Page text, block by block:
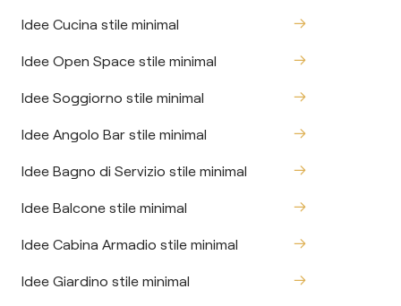
Idee Cucina stile minimal
Idee Open Space stile minimal
Idee Soggiorno stile minimal
Idee Angolo Bar stile minimal
Idee Bagno di Servizio stile minimal
Idee Balcone stile minimal
Idee Cabina Armadio stile minimal
Idee Giardino stile minimal